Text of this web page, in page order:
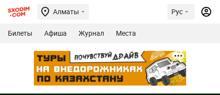
Алматы Рус
Билеты Афиша Журнал Места